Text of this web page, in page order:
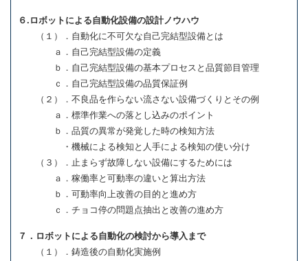
６.ロボットによる自動化設備の設計ノウハウ
（１）．自動化に不可欠な自己完結型設備とは
ａ．自己完結型設備の定義
ｂ．自己完結型設備の基本プロセスと品質節目管理
ｃ．自己完結型設備の品質保証例
（２）．不良品を作らない流さない設備づくりとその例
ａ．標準作業への落とし込みのポイント
ｂ．品質の異常が発覚した時の検知方法
・機械による検知と人手による検知の使い分け
（３）．止まらず故障しない設備にするためには
ａ．稼働率と可動率の違いと算出方法
ｂ．可動率向上改善の目的と進め方
ｃ．チョコ停の問題点抽出と改善の進め方
７．ロボットによる自動化の検討から導入まで
（１）．鋳造後の自動化実施例